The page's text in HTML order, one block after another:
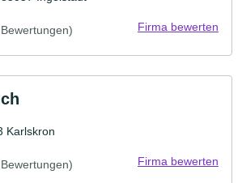
Firma bewerten
Karlskron
Firma bewerten